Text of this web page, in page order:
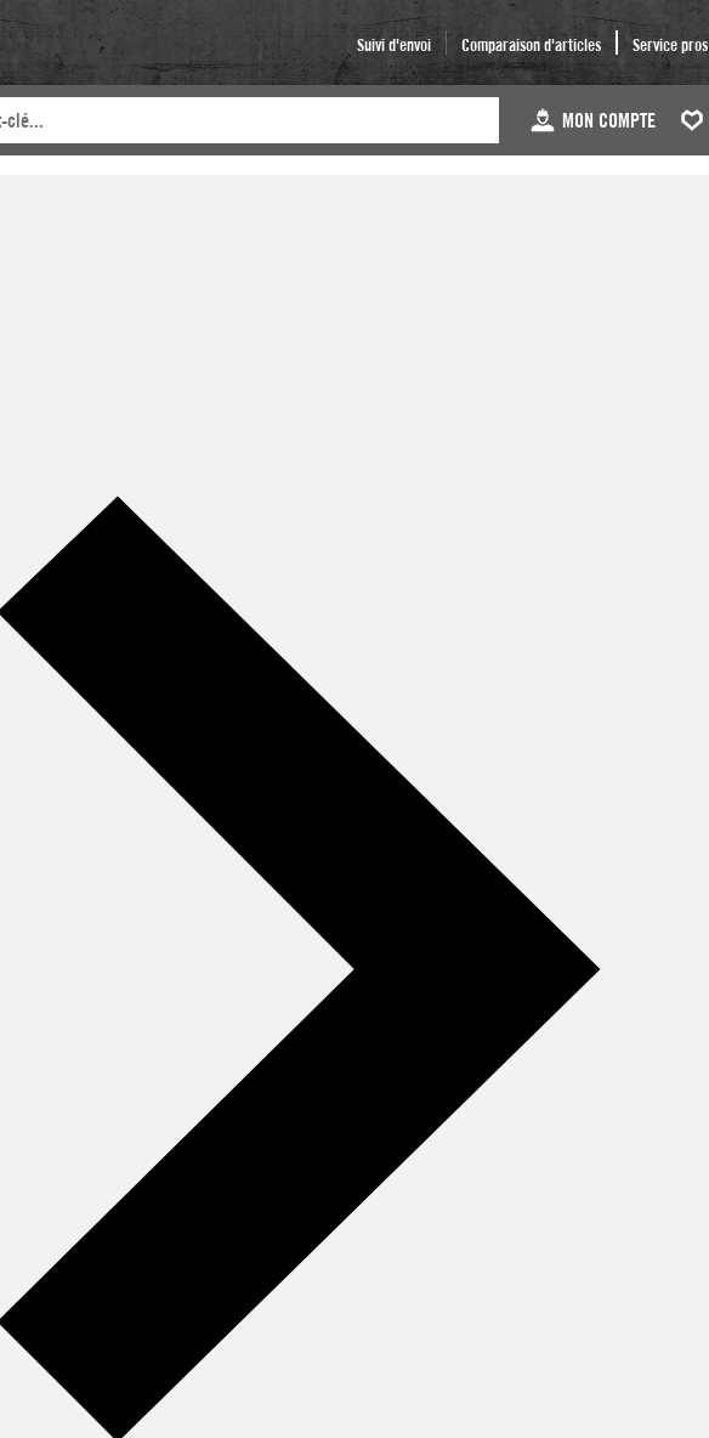
Suivi d'envoi Comparaison d'articles Service pros
MON COMPTE